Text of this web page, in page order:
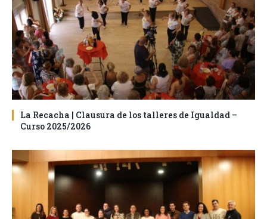
La Recacha | Clausura de los talleres de Igualdad –
Curso 2025/2026